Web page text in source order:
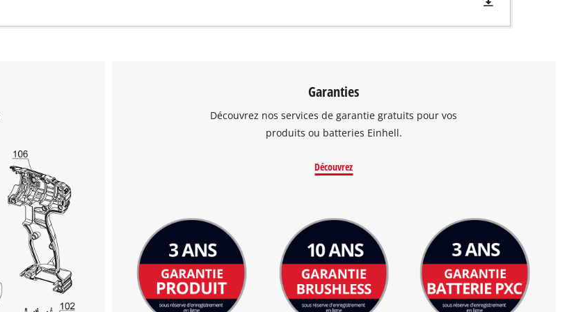
Garanties
Découvrez nos services de garantie gratuits pour vos
produits ou batteries Einhell.
Découvrez